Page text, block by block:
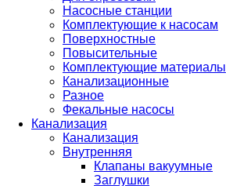
Насосные станции
Комплектующие к насосам
Поверхностные
Повысительные
Комплектующие материалы
Канализационные
Разное
Фекальные насосы
Канализация
Канализация
Внутренняя
Клапаны вакуумные
Заглушки